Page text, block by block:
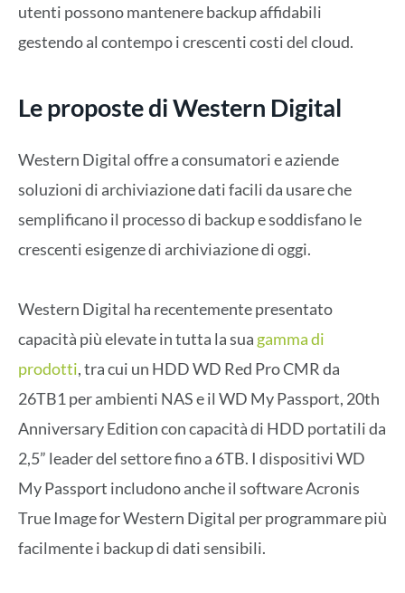
utenti possono mantenere backup affidabili
gestendo al contempo i crescenti costi del cloud.
Le proposte di Western Digital
Western Digital offre a consumatori e aziende
soluzioni di archiviazione dati facili da usare che
semplificano il processo di backup e soddisfano le
crescenti esigenze di archiviazione di oggi.
Western Digital ha recentemente presentato
capacità più elevate in tutta la sua gamma di
prodotti, tra cui un HDD WD Red Pro CMR da
26TB1 per ambienti NAS e il WD My Passport, 20th
Anniversary Edition con capacità di HDD portatili da
2,5” leader del settore fino a 6TB. I dispositivi WD
My Passport includono anche il software Acronis
True Image for Western Digital per programmare più
facilmente i backup di dati sensibili.